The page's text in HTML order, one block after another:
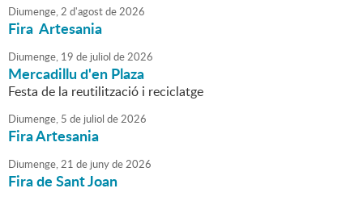
Diumenge,2 d'agostde2026
Fira Artesania
Diumenge, 19 de juliol de2026
Mercadillu d'en Plaza
Festa de la reutilització i reciclatge
Diumenge, 5 de juliol de2026
Fira Artesania
Diumenge,21 de junyde2026
Fira de Sant Joan